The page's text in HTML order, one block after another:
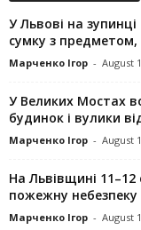
У Львові на
сумку з
Марченко Ігор - August
У Великих Мостах
будинок і вулики
Марченко Ігор - August
На Львівщині
пожежну небезпеку
Марченко Ігор - August